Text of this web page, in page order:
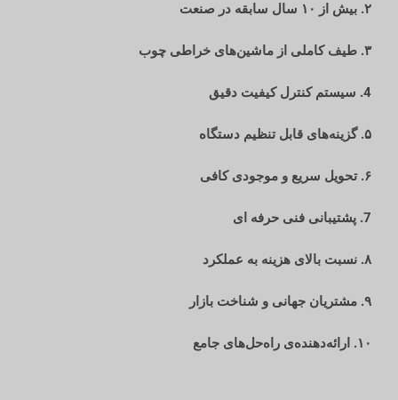
۲. بیش از ۱۰ سال سابقه در صنعت
۳. طیف کاملی از ماشین‌های خراطی چوب
4. سیستم کنترل کیفیت دقیق
۵. گزینه‌های قابل تنظیم دستگاه
۶. تحویل سریع و موجودی کافی
7. پشتیبانی فنی حرفه ای
۸. نسبت بالای هزینه به عملکرد
۹. مشتریان جهانی و شناخت بازار
۱۰. ارائه‌دهنده‌ی راه‌حل‌های جامع